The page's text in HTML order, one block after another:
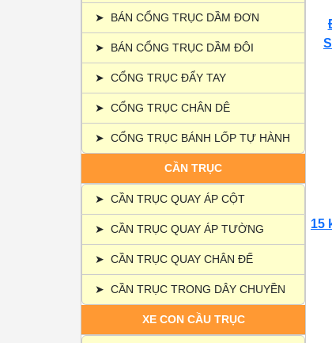
➤ BÁN CỔNG TRỤC DẦM ĐƠN
➤ BÁN CỔNG TRỤC DẦM ĐÔI
➤ CỔNG TRỤC ĐẨY TAY
➤ CỔNG TRỤC CHÂN DÊ
➤ CỔNG TRỤC BÁNH LỐP TỰ HÀNH
CẦN TRỤC
➤ CẦN TRỤC QUAY ÁP CỘT
➤ CẦN TRỤC QUAY ÁP TƯỜNG
➤ CẦN TRỤC QUAY CHÂN ĐẾ
➤ CẦN TRỤC TRONG DÂY CHUYỀN
XE CON CẦU TRỤC
15